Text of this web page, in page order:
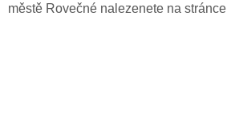
městě Rovečné nalezenete na stránce